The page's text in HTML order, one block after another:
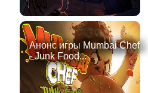
Анонс игры Mumbai Chef
- Junk Food...